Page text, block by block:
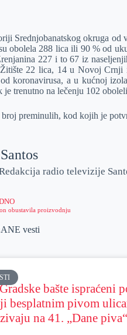
Srednjobanatskog okruga od
obolela 288 lica ili 90 % od
227 i to 67 iz
22 lica, 14 u Novoj Crnji
koronavirusa, a u kućnoj
je trenutno na lečenju 102
preminulih, kod kojih je
radio televizije
obustavila proizvodnju
vesti
bašte ispraćeni
besplatnim pivom
na 41. „Dane